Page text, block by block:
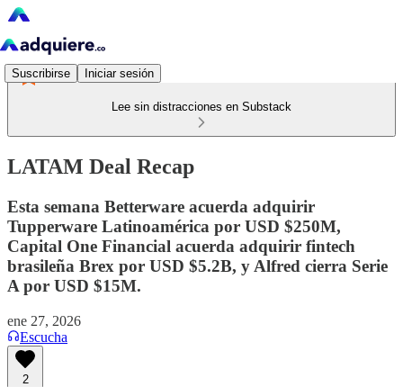
Suscribirse Iniciar sesión
Lee sin distracciones en Substack
LATAM Deal Recap
Esta semana Betterware acuerda adquirir
Tupperware Latinoamérica por USD $250M,
Capital One Financial acuerda adquirir fintech
brasileña Brex por USD $5.2B, y Alfred cierra Serie
A por USD $15M.
ene 27, 2026
Escucha
2